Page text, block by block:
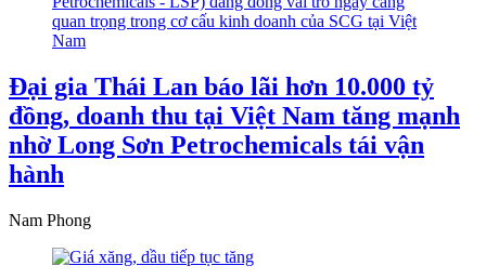
Đại gia Thái Lan báo lãi hơn 10.000 tỷ
đồng, doanh thu tại Việt Nam tăng mạnh
nhờ Long Sơn Petrochemicals tái vận
hành
Nam Phong